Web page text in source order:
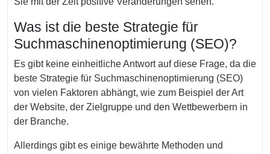
Was ist die beste Strategie für
Suchmaschinenoptimierung (SEO)?
Es gibt keine einheitliche Antwort auf diese Frage, da die
beste Strategie für Suchmaschinenoptimierung (SEO)
von vielen Faktoren abhängt, wie zum Beispiel der Art
der Website, der Zielgruppe und den Wettbewerbern in
der Branche.
Allerdings gibt es einige bewährte Methoden und